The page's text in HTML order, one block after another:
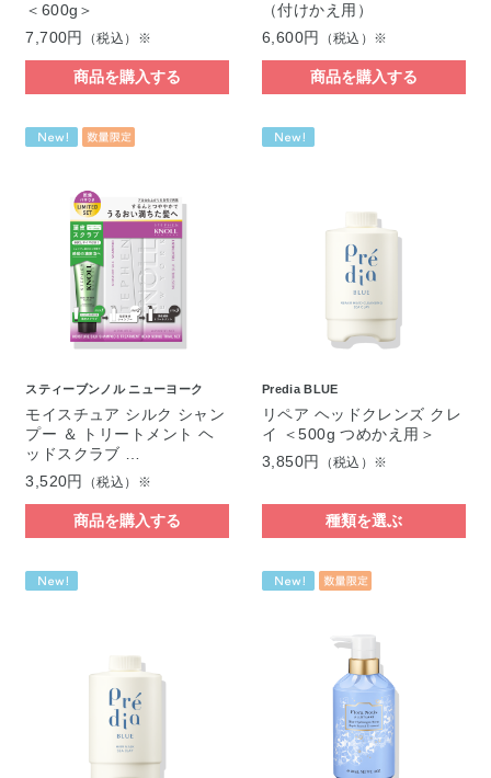
＜600g＞
7,700円
（税込）※
商品を購入する
（付けかえ用）
6,600円
（税込）※
商品を購入する
スティーブンノル ニューヨーク
モイスチュア シルク シャン
プー ＆ トリートメント ヘ
ッドスクラブ …
3,520円
（税込）※
商品を購入する
Predia BLUE
リペア ヘッドクレンズ クレ
イ ＜500g つめかえ用＞
3,850円
（税込）※
種類を選ぶ